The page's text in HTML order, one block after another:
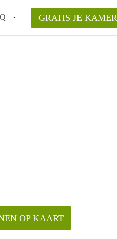
GRATIS JE
OP KAART